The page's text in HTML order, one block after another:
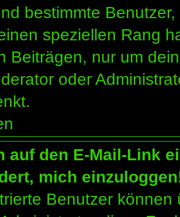
bestimmte
speziellen Rang
Beiträgen, nur um
oder
auf den E-Mail-Link
mich
Benutzer